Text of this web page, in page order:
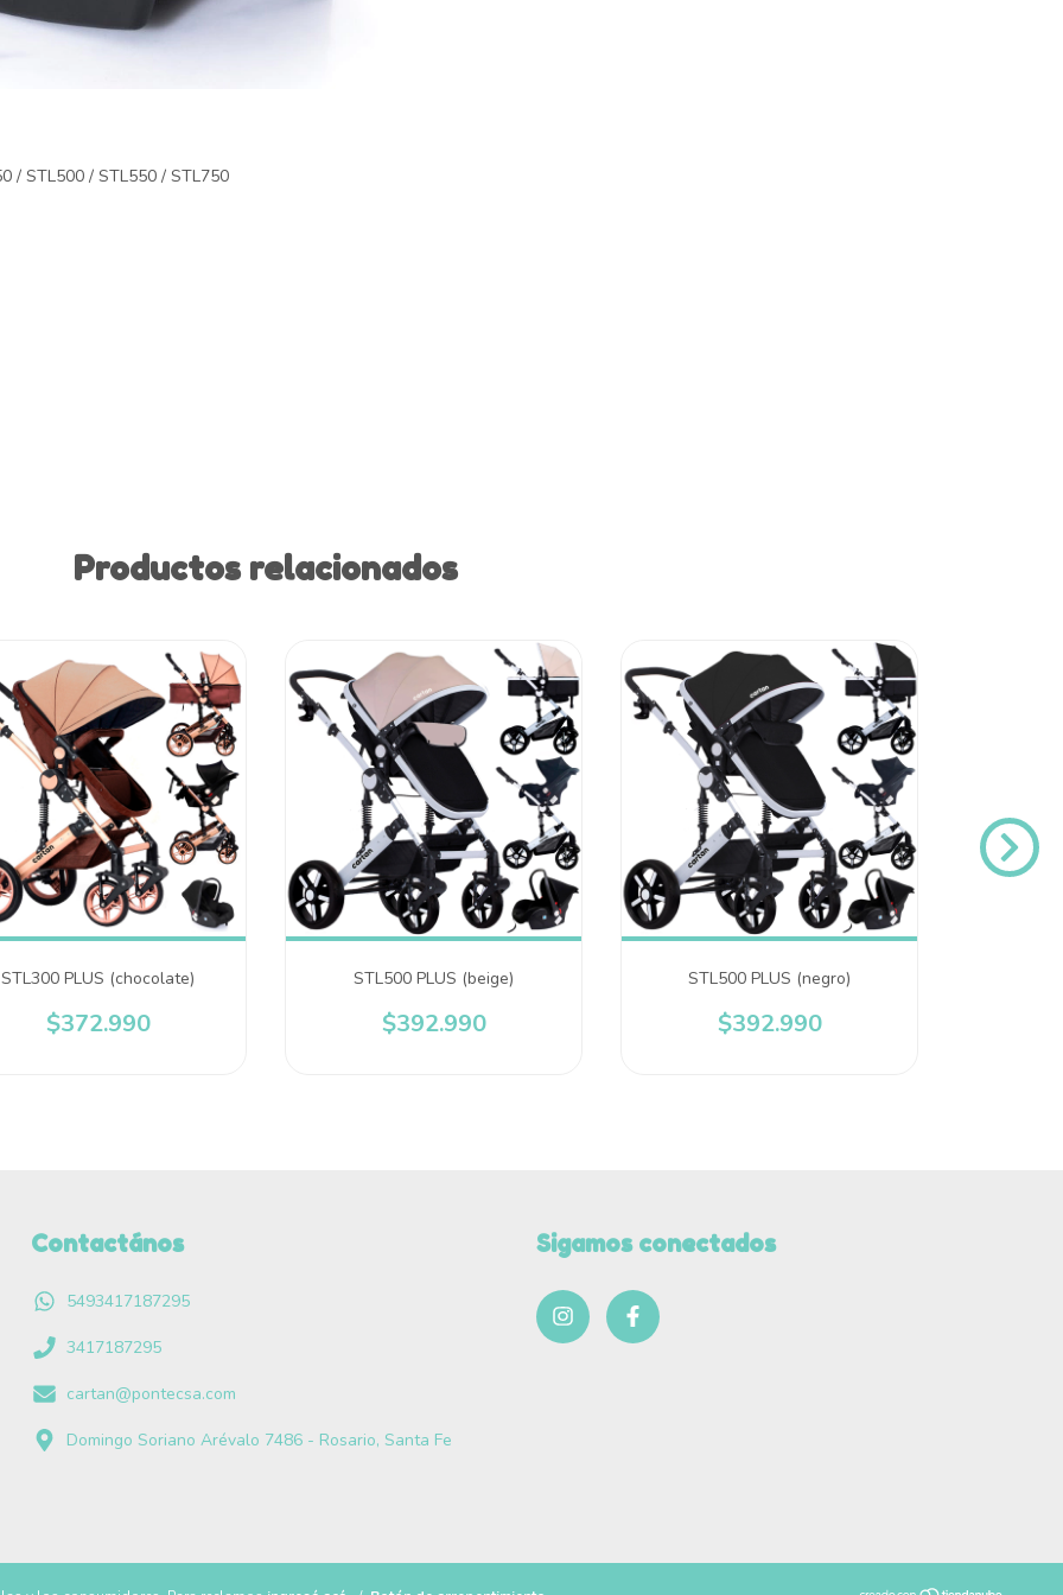
/ STL500 / STL550 / STL750
Productos relacionados
STL300 PLUS (chocolate)
$372.990
STL500 PLUS (beige)
$392.990
STL500 PLUS (negro)
$392.990
Contactános
5493417187295
3417187295
cartan@pontecsa.com
Domingo Soriano Arévalo 7486 - Rosario, Santa Fe
Sigamos conectados